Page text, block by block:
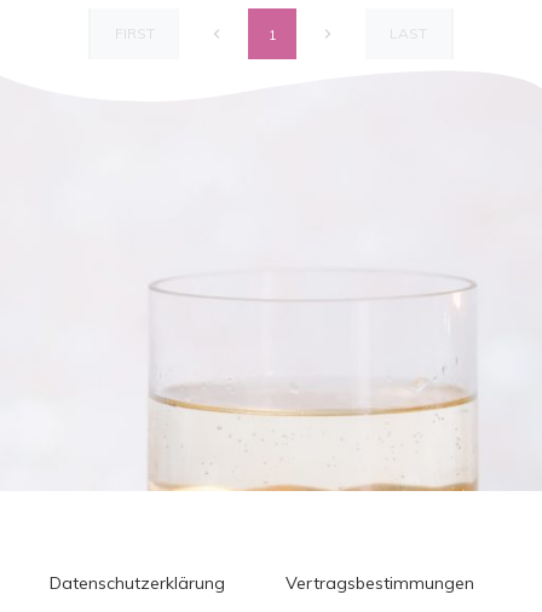
FIRST 1 LAST
Datenschutzerklärung
Vertragsbestimmungen